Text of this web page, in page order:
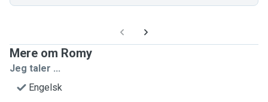
Mere om Romy
Jeg taler ...
Engelsk